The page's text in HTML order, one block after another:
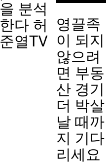
을 분석
한다 허
준열TV
영끌족
이 되지
않으려
면 부동
산 경기
더 박살
날 때까
지 기다
리세요